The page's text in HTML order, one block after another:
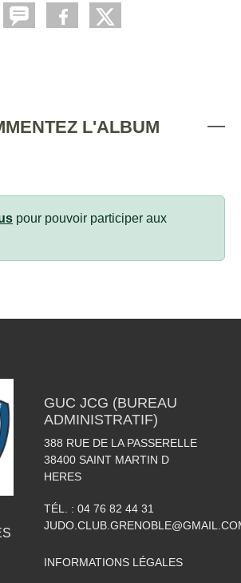
L'ALBUM
pour pouvoir participer aux
GUC JCG (BUREAU
ADMINISTRATIF)
388 RUE DE LA PASSERELLE
38400 SAINT MARTIN D
HERES
TÉL. : 04 76 82 44 31
INFORMATIONS LÉGALES